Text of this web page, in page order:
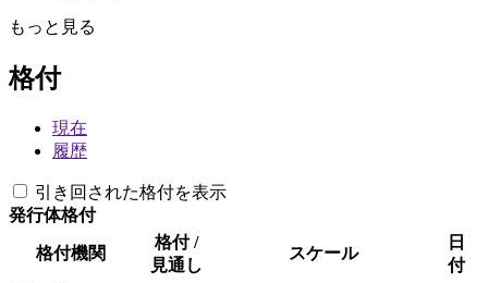
もっと見る
格付
現在
履歴
引き回された格付を表示
発行体格付
格付機関
格付 /
見通し
スケール
日
付